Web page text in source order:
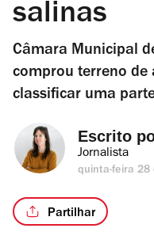
salinas
Câmara Municipal
comprou terreno de
classificar uma
Escrito
Jornalista
quinta-feira 28
Partilhar